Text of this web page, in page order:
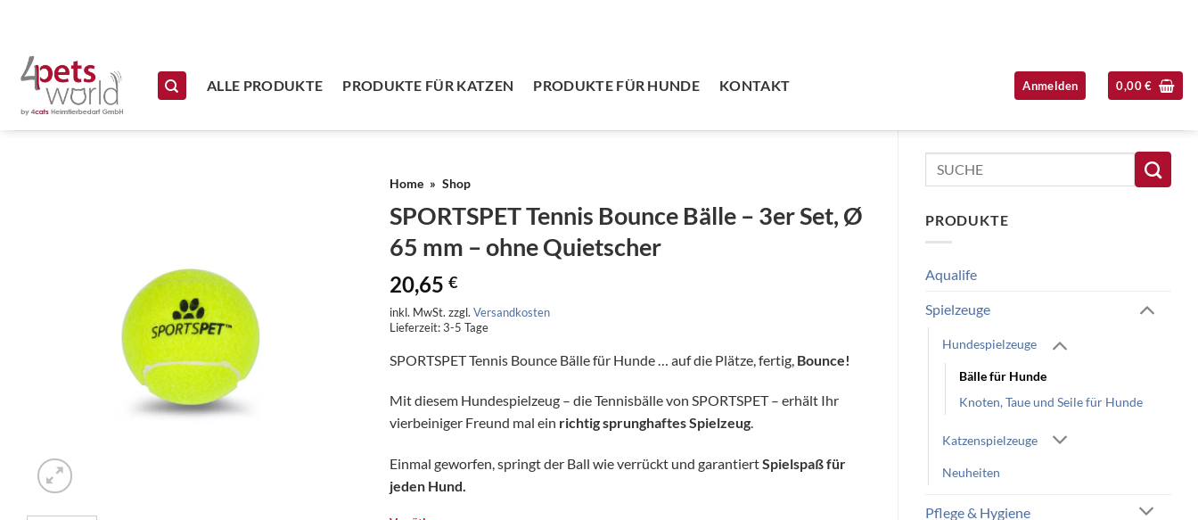
Zum Inhalt springen
ALLE PRODUKTE
PRODUKTE FÜR KATZEN PRODUKTE FÜR HUNDE KONTAKT Anmelden 0,00€
Suchen
nach:
PRODUKTE
Aqualife
Spielzeuge
Hundespielzeuge
Bälle für Hunde
Knoten, Taue und Seile für Hunde
Katzenspielzeuge
Neuheiten
Pflege & Hygiene
Home » Shop
SPORTSPET Tennis Bounce Bälle – 3er Set, Ø
65 mm – ohne Quietscher
20,65€
inkl. MwSt. zzgl.Versandkosten
Lieferzeit:3-5 Tage
SPORTSPET Tennis Bounce Bälle für Hunde … auf die Plätze, fertig, Bounce!
Mit diesem Hundespielzeug – die Tennisbälle von SPORTSPET – erhält Ihr
vierbeiniger Freund mal ein richtig sprunghaftes Spielzeug.
Einmal geworfen, springt der Ball wie verrückt und garantiertSpielspaß für
jeden Hund.